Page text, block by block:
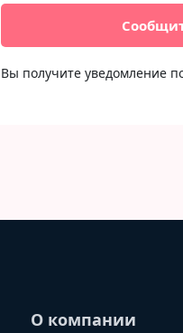
Вы получите уведомление
О компании